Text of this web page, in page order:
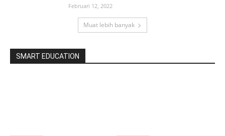
Februari 12, 2022
Muat lebih banyak
SMART EDUCATION